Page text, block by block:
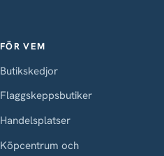
FÖR VEM
Butikskedjor
Flaggskeppsbutiker
Handelsplatser
Köpcentrum och